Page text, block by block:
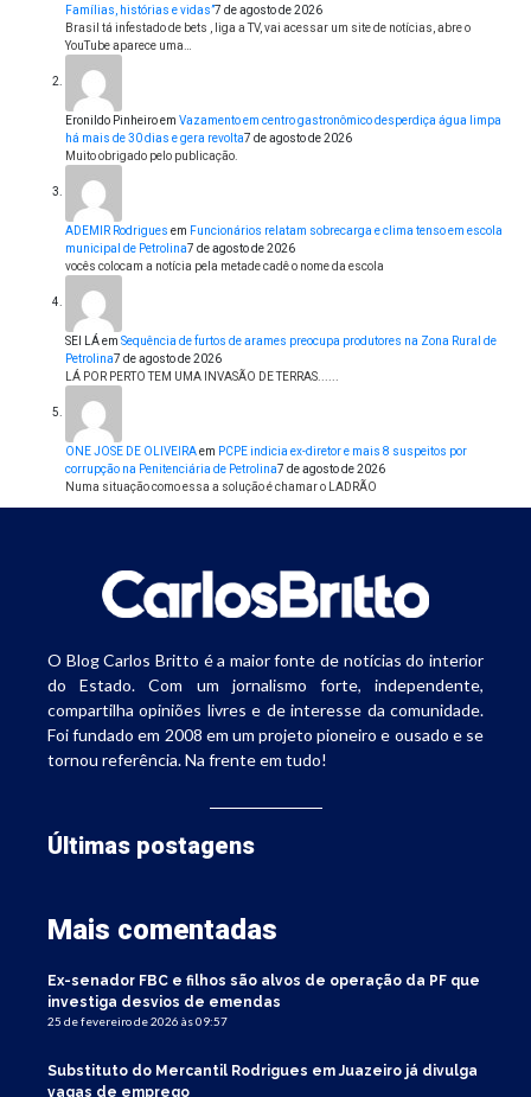
Famílias, histórias e vidas”7 de agosto de 2026
Brasil tá infestado de bets , liga a TV, vai acessar um site de notícias, abre o
YouTube aparece uma…
Eronildo Pinheiroem Vazamento em centro gastronômico desperdiça água limpa
há mais de 30 dias e gera revolta7 de agosto de 2026
Muito obrigado pelo publicação.
ADEMIR Rodrigues em Funcionários relatam sobrecarga e clima tenso em escola
municipal de Petrolina7 de agosto de 2026
vocês colocam a notícia pela metade cadê o nome da escola
SEI LÁem Sequência de furtos de arames preocupa produtores na Zona Rural de
Petrolina7 de agosto de 2026
LÁ POR PERTO TEM UMA INVASÃO DE TERRAS......
ONE JOSE DE OLIVEIRAem PCPE indicia ex-diretor e mais 8 suspeitos por
corrupção na Penitenciária de Petrolina7 de agosto de 2026
Numa situação como essa a solução é chamar o LADRÃO
O Blog Carlos Britto é a maior fonte de notícias do interior
do Estado. Com um jornalismo forte, independente,
compartilha opiniões livres e de interesse da comunidade.
Foi fundado em 2008 em um projeto pioneiro e ousado e se
tornou referência. Na frente em tudo!
Últimas postagens
Mais comentadas
Ex-senador FBC e filhos são alvos de operação da PF que
investiga desvios de emendas
25 de fevereiro de 2026 às 09:57
Substituto do Mercantil Rodrigues em Juazeiro já divulga
vagas de emprego